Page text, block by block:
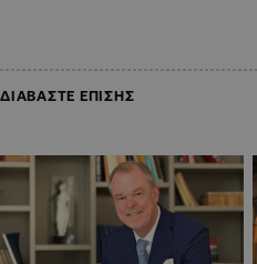
ΔΙΑΒΑΣΤΕ ΕΠΙΣΗΣ